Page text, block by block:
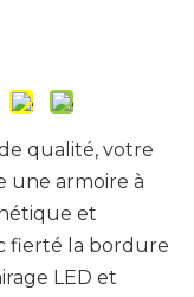
qualité, votre
une armoire à
et
fierté la bordure
LED et